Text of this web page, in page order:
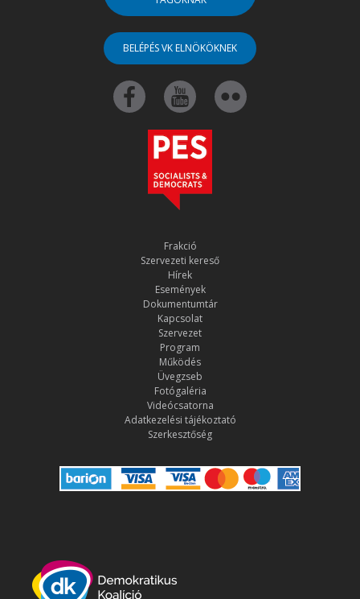
BELÉPÉS VK ELNÖKÖKNEK
Frakció
Szervezeti kereső
Hírek
Események
Dokumentumtár
Kapcsolat
Szervezet
Program
Működés
Üvegzseb
Fotógaléria
Videócsatorna
Adatkezelési tájékoztató
Szerkesztőség